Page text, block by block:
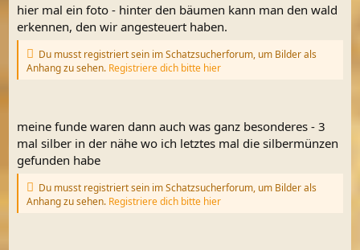
hier mal ein foto - hinter den bäumen kann man den wald
erkennen, den wir angesteuert haben.
Du musst registriert sein im Schatzsucherforum, um Bilder als
Anhang zu sehen. Registriere dich bitte hier
meine funde waren dann auch was ganz besonderes - 3
mal silber in der nähe wo ich letztes mal die silbermünzen
gefunden habe
Du musst registriert sein im Schatzsucherforum, um Bilder als
Anhang zu sehen. Registriere dich bitte hier